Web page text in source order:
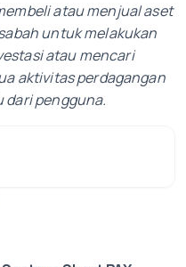
atau menjual aset
untuk melakukan
atau mencari
aktivitas perdagangan
pengguna.